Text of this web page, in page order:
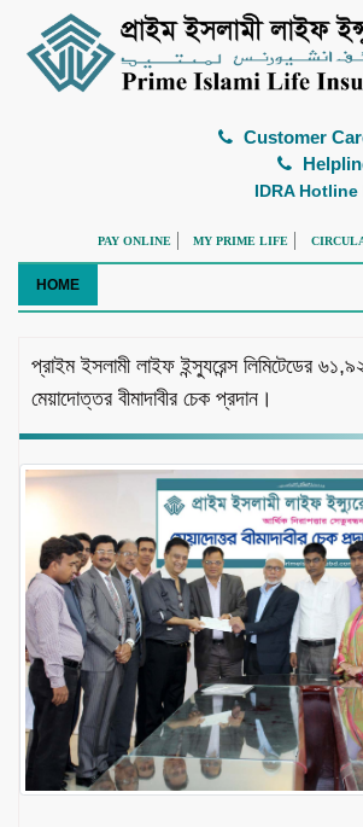
Customer
IDRA
PAY ONLINE MY PRIME LIFE
HOME
প্রাইম ইসলামী লাইফ ইন্স্যুরেন্স লিমিটেডের
মেয়াদোত্তর বীমাদাবীর চেক প্রদান।